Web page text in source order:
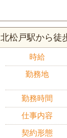
北松戸駅から徒
時給
勤務地
勤務時間
仕事内容
契約形態